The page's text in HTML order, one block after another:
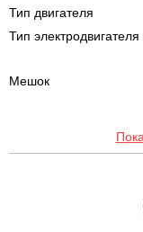
Тип двигателя
Тип электродвигателя
Мешок